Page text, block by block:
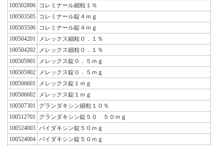
100502806
コレミナール細粒１％
100503505
コレミナール錠４ｍｇ
100503506
コレミナール錠４ｍｇ
100504201
メレックス細粒０．１％
100504202
メレックス細粒０．１％
100505901
メレックス錠０．５ｍｇ
100505902
メレックス錠０．５ｍｇ
100506601
メレックス錠１ｍｇ
100506602
メレックス錠１ｍｇ
100507301
グランダキシン細粒１０％
100512701
グランダキシン錠５０ ５０ｍｇ
100524003 バイダキシン錠５０ｍｇ
100524004 バイダキシン錠５０ｍｇ